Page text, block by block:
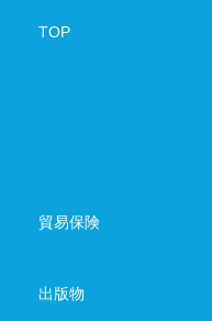
TOP
貿易保険
出版物